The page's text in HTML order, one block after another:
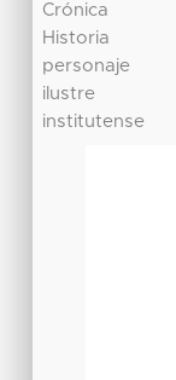
Crónica
Historia
personaje
ilustre
institutense